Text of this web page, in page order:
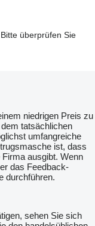
überprüfen Sie
niedrigen Preis zu
tatsächlichen
umfangreiche
ist, dass
ausgibt. Wenn
das Feedback-
durchführen.
sehen Sie sich